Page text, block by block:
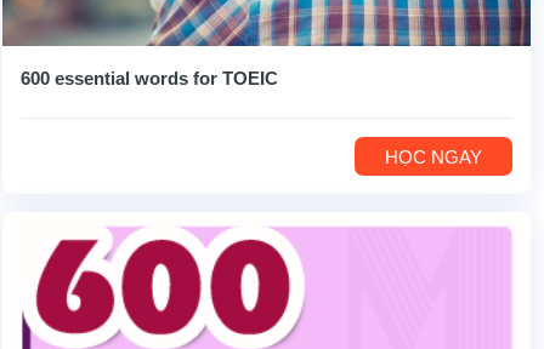
600 essential words for TOEIC
HỌC NGAY